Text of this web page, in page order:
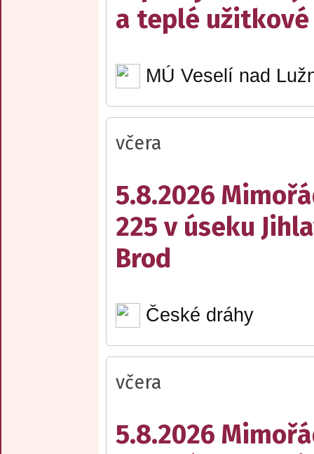
a teplé užitkové
MÚ Veselí nad
včera
5.8.2026
225 v úseku
Brod
České dráhy
včera
5.8.2026